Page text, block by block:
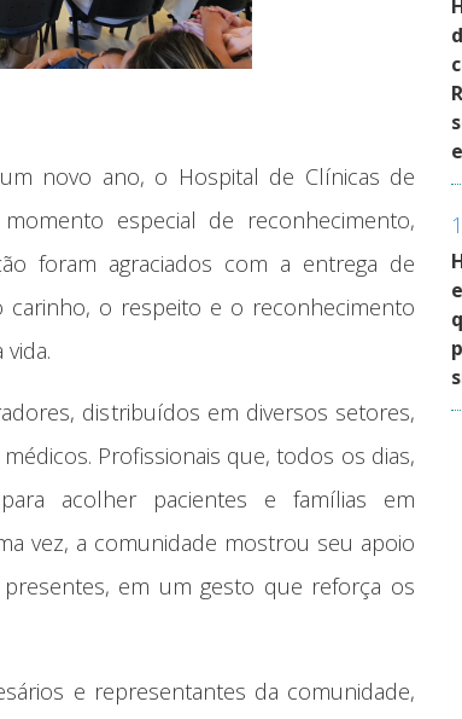
novo ano, o Hospital de Clínicas de
especial de reconhecimento,
foram agraciados com a entrega de
carinho, o respeito e o reconhecimento
distribuídos em diversos setores,
Profissionais que, todos os dias,
acolher pacientes e famílias em
vez, a comunidade mostrou seu apoio
em um gesto que reforça os
e representantes da comunidade,